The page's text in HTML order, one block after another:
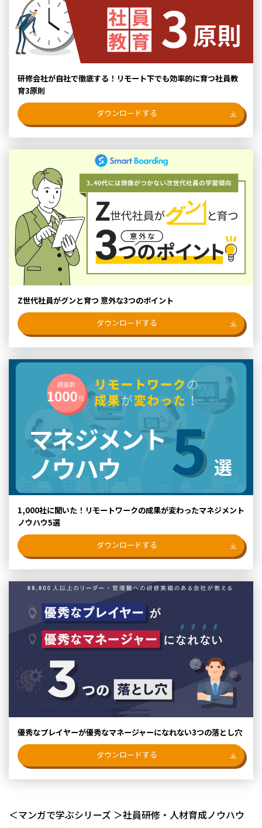
研修会社が自社で徹底する！リモート下でも効率的に育つ社員教
育3原則
ダウンロードする
Z世代社員がグンと育つ 意外な3つのポイント
ダウンロードする
1,000社に聞いた！リモートワークの成果が変わったマネジメント
ノウハウ5選
ダウンロードする
優秀なプレイヤーが優秀なマネージャーになれない3つの落とし穴
ダウンロードする
＜マンガで学ぶシリーズ ＞社員研修・人材育成ノウハウ